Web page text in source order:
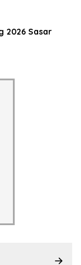
2026 Sasar